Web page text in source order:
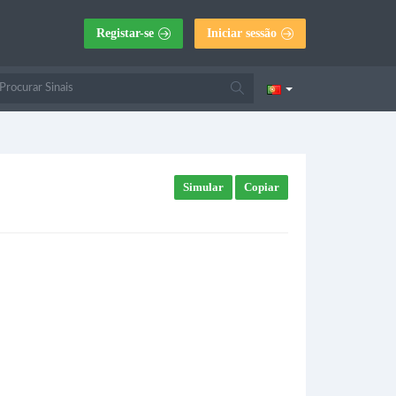
Registar-se Iniciar sessão
Simular Copiar